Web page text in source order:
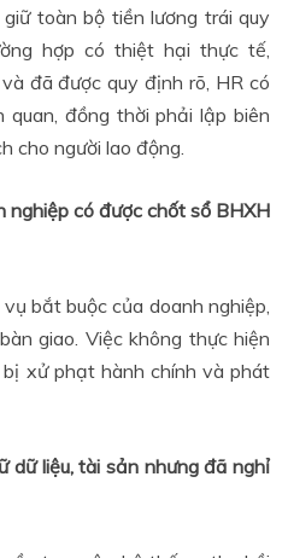
toàn bộ tiền lương trái quy
hợp có thiệt hại thực tế,
đã được quy định rõ, HR có
đồng thời phải lập biên
cho người lao động.
nghiệp có được chốt sổ BHXH
bắt buộc của doanh nghiệp,
giao. Việc không thực hiện
xử phạt hành chính và phát
dữ liệu, tài sản nhưng đã nghỉ